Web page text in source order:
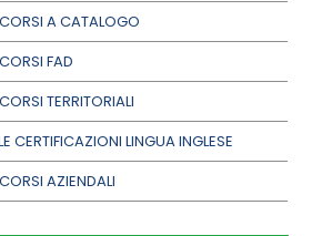
A CATALOGO
FAD
TERRITORIALI
CERTIFICAZIONI LINGUA INGLESE
AZIENDALI